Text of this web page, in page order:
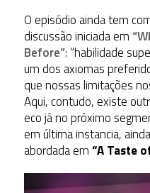
O episódio ainda tem
discussão iniciada em
Before”: “habilidade
um dos axiomas
que nossas limitações
Aqui, contudo, existe
eco já no próximo
em última instancia,
abordada em“A Taste